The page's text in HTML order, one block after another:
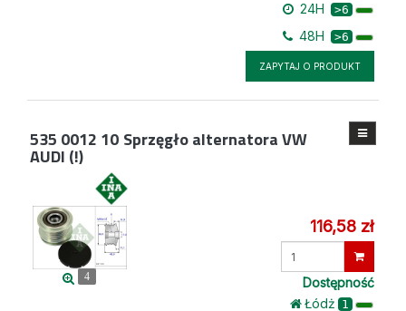
24H >6
48H >6
ZAPYTAJ O PRODUKT
535 0012 10 Sprzęgło alternatora VW
AUDI (!)
4
116,58 zł
Dostępność
Łódż 1